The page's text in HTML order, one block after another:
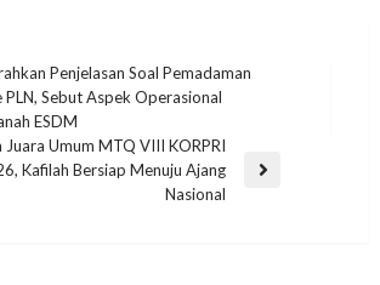
Penjelasan Soal Pemadaman
PLN, Sebut Aspek Operasional
ESDM
Juara Umum MTQ VIII KORPRI
Kafilah Bersiap Menuju Ajang
Nasional